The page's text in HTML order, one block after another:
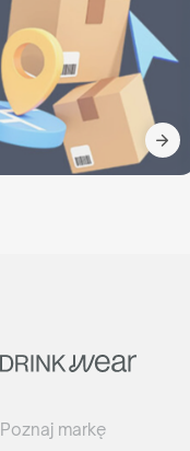
Poznaj markę